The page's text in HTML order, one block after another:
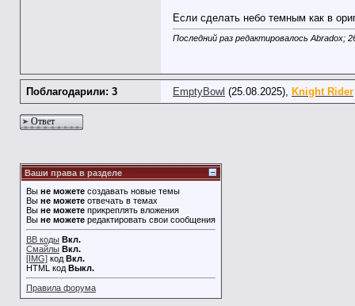
Если сделать небо темным как в
Последний раз редактировалось Abradox;
Поблагодарили: 3 EmptyBowl (25.08.2025), Knight Rider
Ответ
Ваши права в разделе
Вы не можете создавать новые темы
Вы не можете отвечать в темах
Вы не можете прикреплять вложения
Вы не можете редактировать свои сообщения
BB коды Вкл.
Смайлы Вкл.
[IMG] код Вкл.
HTML код Выкл.
Правила форума